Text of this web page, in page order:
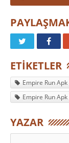
ETIKETLER
Empire Run
Empire Run
YAZAR